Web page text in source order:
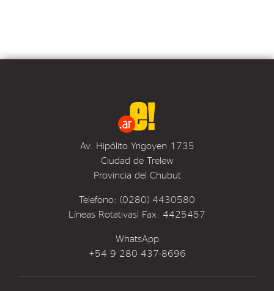
Av. Hipólito Yrigoyen 1735
Ciudad de Trelew
Provincia del Chubut
Telefono: (0280) 4430580
Líneas Rotativas| Fax: 4425457
WhatsApp
+54 9 280 437-8696